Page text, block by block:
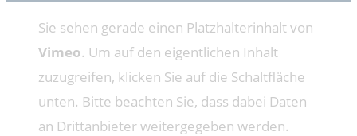
Sie sehen gerade einen Platzhalterinhalt von
Vimeo. Um auf den eigentlichen Inhalt
zuzugreifen, klicken Sie auf die Schaltfläche
unten. Bitte beachten Sie, dass dabei Daten
an Drittanbieter weitergegeben werden.